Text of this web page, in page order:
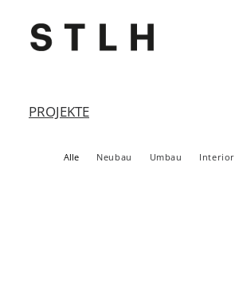
Büro
PROJEKTE
Alle Neubau Umbau Interior